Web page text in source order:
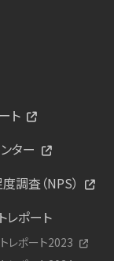
ト
ター
調査（NPS）
レポート
レポート2023